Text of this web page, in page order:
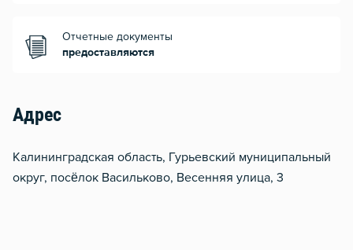
Отчетные документы
предоставляются
Адрес
Калининградская область, Гурьевский муниципальный
округ, посёлок Васильково, Весенняя улица, 3